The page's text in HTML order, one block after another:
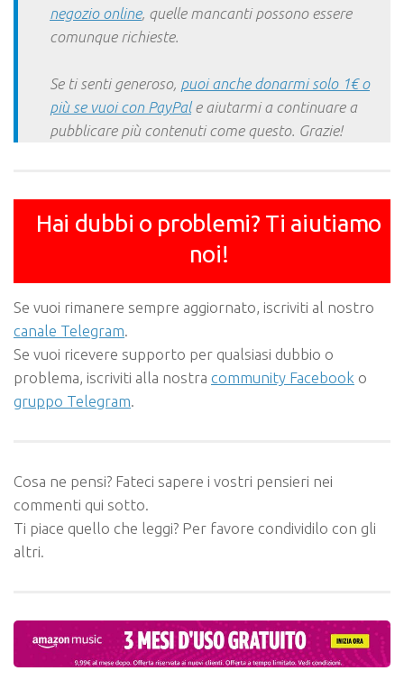
negozio online, quelle mancanti possono essere
comunque richieste.
Se ti senti generoso, puoi anche donarmi solo 1€ o
più se vuoi con PayPale aiutarmi a continuare a
pubblicare più contenuti come questo. Grazie!
Hai dubbi o problemi? Ti aiutiamo
noi!
Se vuoi rimanere sempre aggiornato, iscriviti al nostro
canale Telegram.
Se vuoi ricevere supporto per qualsiasi dubbio o
problema, iscriviti alla nostra community Facebook o
gruppo Telegram.
Cosa ne pensi? Fateci sapere i vostri pensieri nei
commenti qui sotto.
Ti piace quello che leggi? Per favore condividilo con gli
altri.